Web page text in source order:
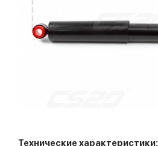
Технические характеристики: